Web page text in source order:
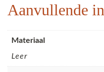
Aanvullende
Materiaal
Leer